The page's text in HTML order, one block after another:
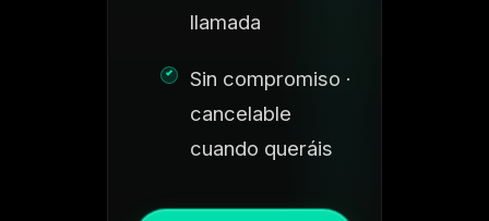
llamada
Sin compromiso ·
cancelable
cuando queráis